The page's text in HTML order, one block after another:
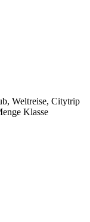
Weltreise, Citytrip
Klasse